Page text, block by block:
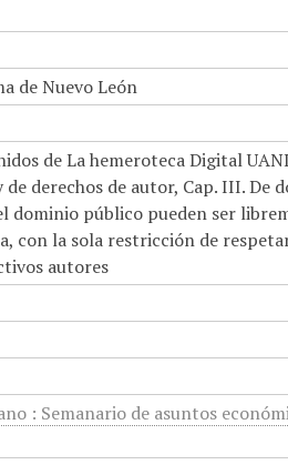
de Nuevo León
de La hemeroteca Digital
derechos de autor, Cap. III. De
dominio público pueden ser
con la sola restricción de
autores
: Semanario de asuntos